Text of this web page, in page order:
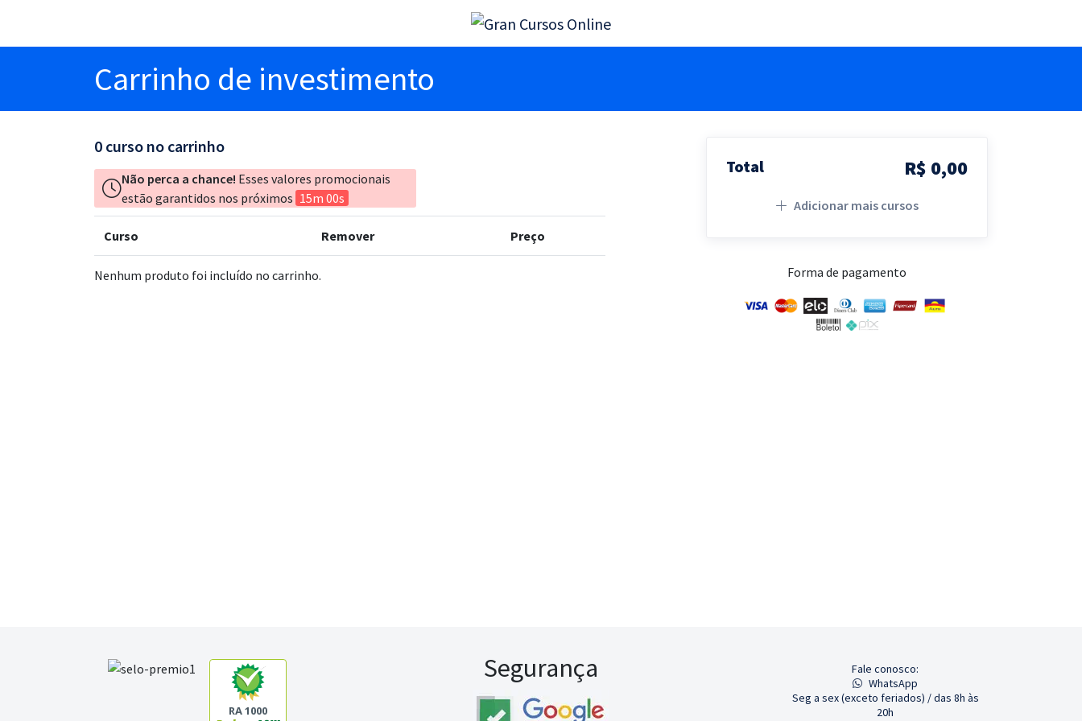
Carrinho de investimento
0 curso no carrinho
Não perca a chance! Esses valores promocionais
estão garantidos nos próximos 15m 00s
Curso Remover Preço
Nenhum produto foi incluído no carrinho.
Total R$ 0,00
Adicionar mais cursos
Forma de pagamento
RA 1000
Segurança
Fale conosco:
WhatsApp
Seg a sex (exceto feriados) / das 8h às
20h